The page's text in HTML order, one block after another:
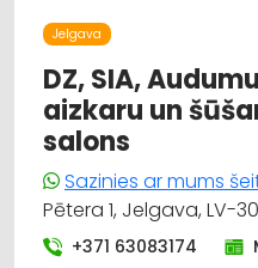
Apģērbi: labošana
Audumu un aizkaru
Dizains un interjers;
Gultas veļa un
Jelgava
DZ, SIA,
aizkaru un
salons
Sazinies ar mums
Pētera 1, Jelgava, LV-
+371 63083174